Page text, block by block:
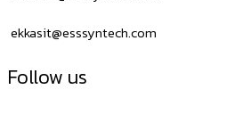
ekkasit@esssyntech.com
Follow us